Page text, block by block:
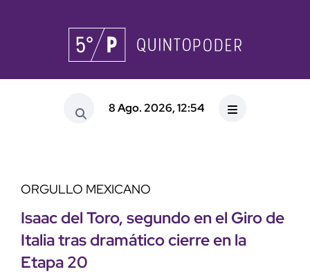
8 Ago. 2026, 12:54
ORGULLO MEXICANO
Isaac del Toro, segundo en el Giro de
Italia tras dramático cierre en la
Etapa 20